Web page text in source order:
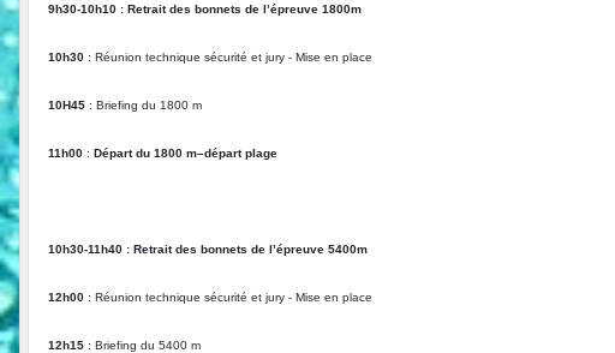
9h30-10h10 : Retrait des bonnets de l’épreuve 1800m
10h30 : Réunion technique sécurité et jury - Mise en place
10H45 : Briefing du 1800 m
11h00 : Départ du 1800 m–départ plage
10h30-11h40 : Retrait des bonnets de l’épreuve 5400m
12h00 : Réunion technique sécurité et jury - Mise en place
12h15 : Briefing du 5400 m